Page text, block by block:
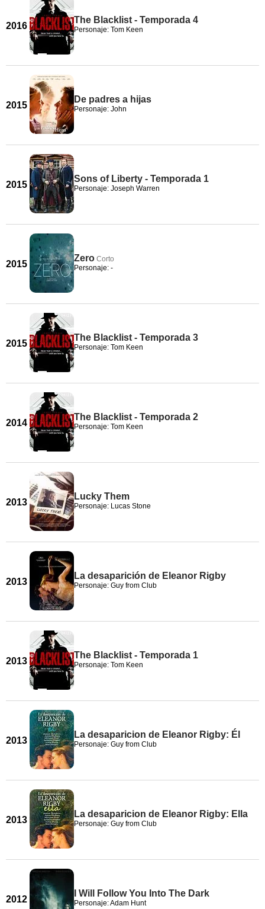
2016
The Blacklist - Temporada 4
Personaje: Tom Keen
2015
De padres a hijas
Personaje: John
2015
Sons of Liberty - Temporada 1
Personaje: Joseph Warren
2015
Zero Corto
Personaje: -
2015
The Blacklist - Temporada 3
Personaje: Tom Keen
2014
The Blacklist - Temporada 2
Personaje: Tom Keen
2013
Lucky Them
Personaje: Lucas Stone
2013
La desaparición de Eleanor Rigby
Personaje: Guy from Club
2013
The Blacklist - Temporada 1
Personaje: Tom Keen
2013
La desaparicion de Eleanor Rigby: Él
Personaje: Guy from Club
2013
La desaparicion de Eleanor Rigby: Ella
Personaje: Guy from Club
2012
I Will Follow You Into The Dark
Personaje: Adam Hunt